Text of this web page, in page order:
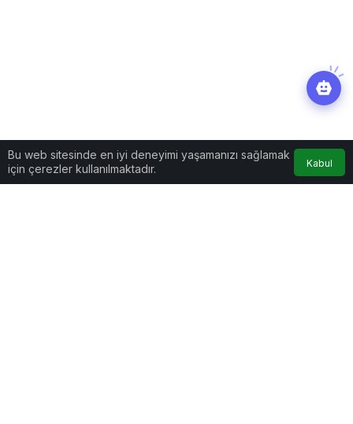
Bu web sitesinde en iyi deneyimi yaşamanızı sağlamak
için çerezler kullanılmaktadır.
Kabul